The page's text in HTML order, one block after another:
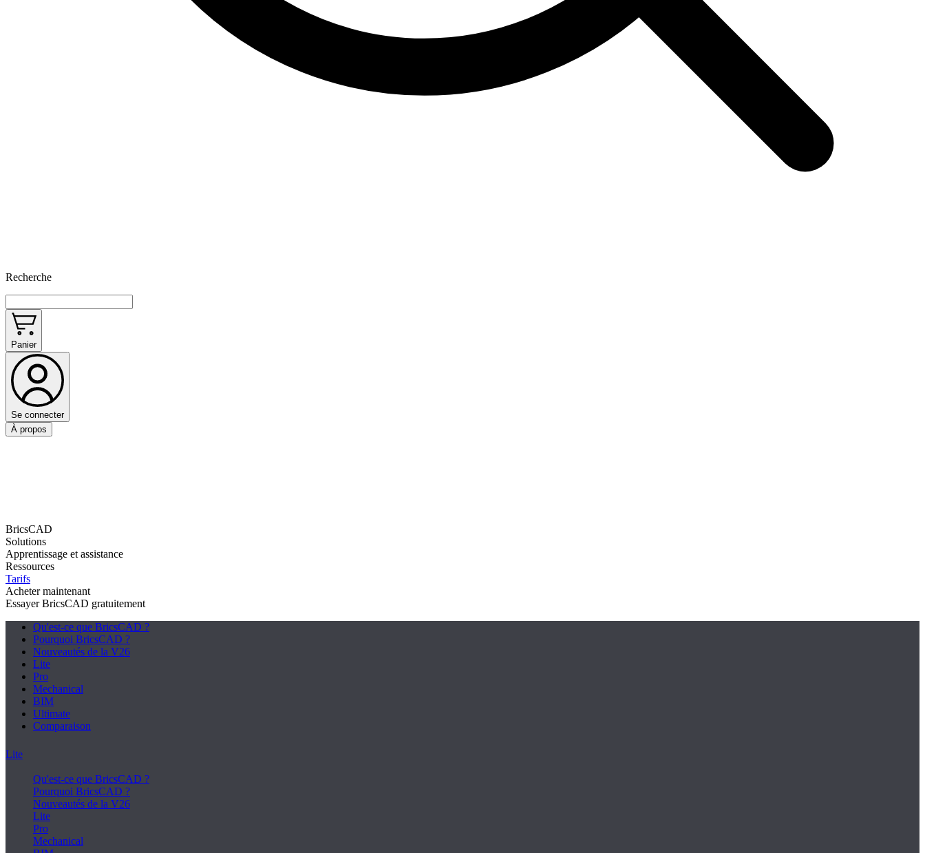
Recherche
Panier
Se connecter
À propos
BricsCAD
Solutions
Apprentissage et assistance
Ressources
Tarifs
Acheter maintenant
Essayer BricsCAD gratuitement
Qu'est-ce que BricsCAD ?
Pourquoi BricsCAD ?
Nouveautés de la V26
Lite
Pro
Mechanical
BIM
Ultimate
Comparaison
Lite
Qu'est-ce que BricsCAD ?
Pourquoi BricsCAD ?
Nouveautés de la V26
Lite
Pro
Mechanical